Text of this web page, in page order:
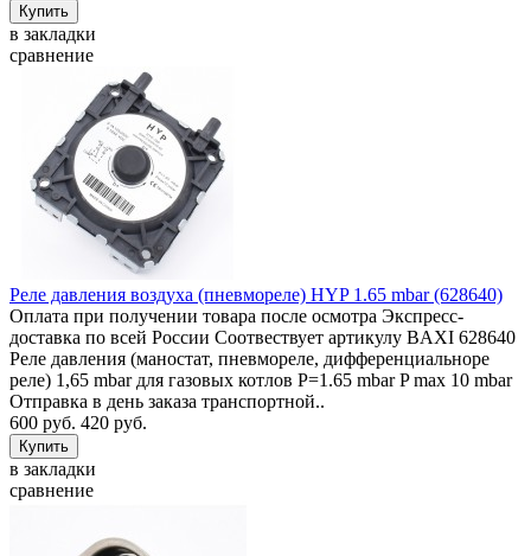
в закладки
сравнение
Реле давления воздуха (пневмореле) HYP 1.65 mbar (628640)
Оплата при получении товара после осмотра Экспресс-
доставка по всей России Соотвествует артикулу BAXI 628640
Реле давления (маностат, пневмореле, дифференциальноре
реле) 1,65 mbar для газовых котлов P=1.65 mbar P max 10 mbar
Отправка в день заказа транспортной..
600 руб. 420 руб.
в закладки
сравнение